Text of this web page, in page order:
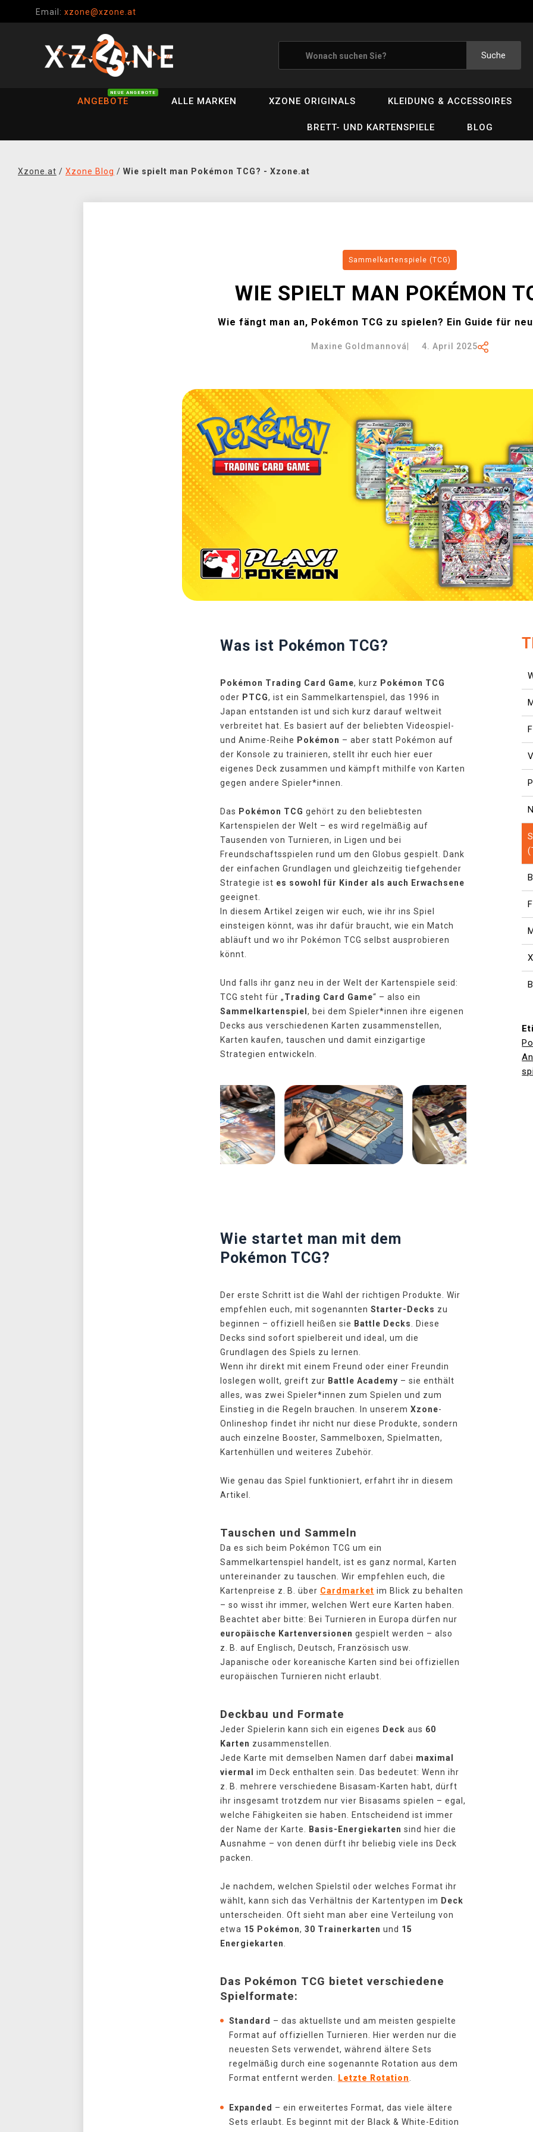
Email: xzone@xzone.at
Suche
ANGEBOTE
NEUE ANGEBOTE
ALLE MARKEN XZONE ORIGINALS KLEIDUNG & ACCESSOIRES
BRETT- UND KARTENSPIELE BLOG
Xzone.at / Xzone Blog / Wie spielt man Pokémon TCG? - Xzone.at
Sammelkartenspiele (TCG)
WIE SPIELT MAN POKÉMON
Wie fängt man an, Pokémon TCG zu spielen? Ein Guide für
Maxine Goldmannová 4. April 2025
Was ist Pokémon TCG?
Pokémon Trading Card Game, kurz Pokémon TCG
oder PTCG, ist ein Sammelkartenspiel, das 1996 in
Japan entstanden ist und sich kurz darauf weltweit
verbreitet hat. Es basiert auf der beliebten Videospiel-
und Anime-Reihe Pokémon – aber statt Pokémon auf
der Konsole zu trainieren, stellt ihr euch hier euer
eigenes Deck zusammen und kämpft mithilfe von Karten
gegen andere Spieler*innen.
Das Pokémon TCG gehört zu den beliebtesten
Kartenspielen der Welt – es wird regelmäßig auf
Tausenden von Turnieren, in Ligen und bei
Freundschaftsspielen rund um den Globus gespielt. Dank
der einfachen Grundlagen und gleichzeitig tiefgehender
Strategie ist es sowohl für Kinder als auch Erwachsene
geeignet.
In diesem Artikel zeigen wir euch, wie ihr ins Spiel
einsteigen könnt, was ihr dafür braucht, wie ein Match
abläuft und wo ihr Pokémon TCG selbst ausprobieren
könnt.
Und falls ihr ganz neu in der Welt der Kartenspiele seid:
TCG steht für „Trading Card Game“ – also ein
Sammelkartenspiel, bei dem Spieler*innen ihre eigenen
Decks aus verschiedenen Karten zusammenstellen,
Karten kaufen, tauschen und damit einzigartige
Strategien entwickeln.
Wie startet man mit dem
Pokémon TCG?
Der erste Schritt ist die Wahl der richtigen Produkte. Wir
empfehlen euch, mit sogenannten Starter-Decks zu
beginnen – offiziell heißen sie Battle Decks
. Diese
Decks sind sofort spielbereit und ideal, um die
Grundlagen des Spiels zu lernen.
Wenn ihr direkt mit einem Freund oder einer Freundin
loslegen wollt, greift zur Battle Academy – sie enthält
alles, was zwei Spieler*innen zum Spielen und zum
Einstieg in die Regeln brauchen. In unserem Xzone-
Onlineshop findet ihr nicht nur diese Produkte, sondern
auch einzelne Booster, Sammelboxen, Spielmatten,
Kartenhüllen und weiteres Zubehör.
Wie genau das Spiel funktioniert, erfahrt ihr in diesem
Artikel.
Tauschen und Sammeln
Da es sich beim Pokémon TCG um ein
Sammelkartenspiel handelt, ist es ganz normal, Karten
untereinander zu tauschen. Wir empfehlen euch, die
Kartenpreise z. B. über Cardmarket im Blick zu behalten
– so wisst ihr immer, welchen Wert eure Karten haben.
Beachtet aber bitte: Bei Turnieren in Europa dürfen nur
europäische Kartenversionen gespielt werden – also
z. B. auf Englisch, Deutsch, Französisch usw.
Japanische oder koreanische Karten sind bei offiziellen
europäischen Turnieren nicht erlaubt.
Deckbau und Formate
Jeder Spielerin kann sich ein eigenes Deck aus 60
Karten zusammenstellen.
Jede Karte mit demselben Namen darf dabei maximal
viermal im Deck enthalten sein. Das bedeutet: Wenn ihr
z. B. mehrere verschiedene Bisasam-Karten habt, dürft
ihr insgesamt trotzdem nur vier Bisasams spielen – egal,
welche Fähigkeiten sie haben. Entscheidend ist immer
der Name der Karte. Basis-Energiekarten sind hier die
Ausnahme – von denen dürft ihr beliebig viele ins Deck
packen.
Je nachdem, welchen Spielstil oder welches Format ihr
wählt, kann sich das Verhältnis der Kartentypen im Deck
unterscheiden. Oft sieht man aber eine Verteilung von
etwa 15 Pokémon, 30 Trainerkarten und 15
Energiekarten
Das Pokémon TCG bietet verschiedene
Spielformate:
Standard – das aktuellste und am meisten gespielte
Format auf offiziellen Turnieren. Hier werden nur die
neuesten Sets verwendet, während ältere Sets
regelmäßig durch eine sogenannte Rotation aus dem
Format entfernt werden. Letzte Rotation
Expanded – ein erweitertes Format, das viele ältere
Sets erlaubt. Es beginnt mit der Black & White-Edition